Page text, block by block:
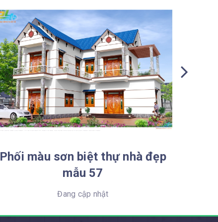
Phối màu sơn biệt thự nhà đẹp
mẫu 57
Đang cập nhật